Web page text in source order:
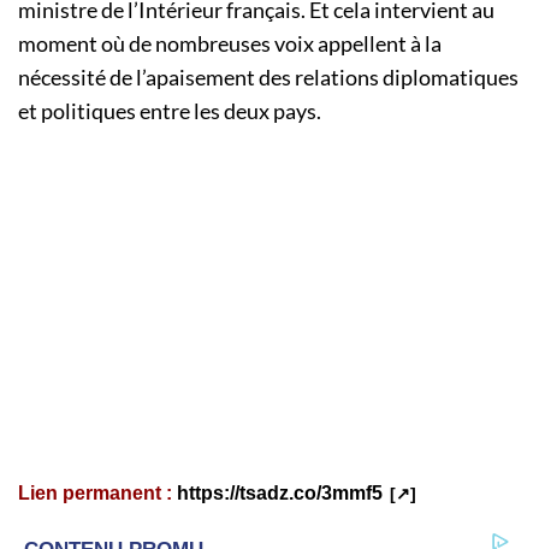
ministre de l’Intérieur français. Et cela intervient au
moment où de nombreuses voix appellent à la
nécessité de l’apaisement des relations diplomatiques
et politiques entre les deux pays.
Lien permanent : https://tsadz.co/3mmf5